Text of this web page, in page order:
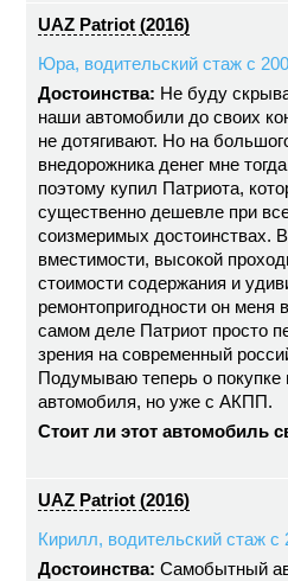
UAZ Patriot (2016)
Юра, водительский стаж с
Достоинства: Не буду
наши автомобили до своих
не дотягивают. Но на
внедорожника денег мне
поэтому купил Патриота,
существенно дешевле при
соизмеримых достоинствах.
вместимости, высокой
стоимости содержания и
ремонтопригодности он меня
самом деле Патриот просто
зрения на современный
Подумываю теперь о покупке
автомобиля, но уже с АКПП.
Стоит ли этот автомобиль
UAZ Patriot (2016)
Кирилл, водительский стаж с
Достоинства: Самобытный